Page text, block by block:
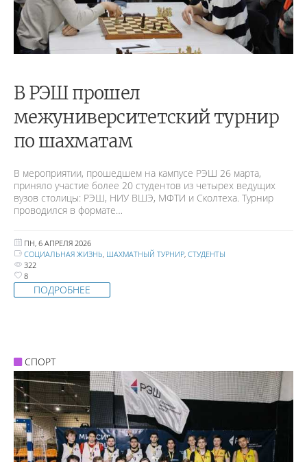
В РЭШ прошел
межуниверситетский турнир
по шахматам
В мероприятии, прошедшем на кампусе РЭШ 26 марта,
приняло участие более 20 студентов из четырех ведущих
вузов столицы: РЭШ, НИУ ВШЭ, МФТИ и Сколтеха. Турнир
проводился в формате…
ПН, 6 АПРЕЛЯ 2026
СОЦИАЛЬНАЯ ЖИЗНЬ ШАХМАТНЫЙ ТУРНИР СТУДЕНТЫ
322
8
ПОДРОБНЕЕ
СПОРТ